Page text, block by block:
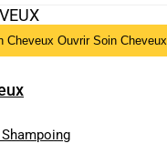
Cheveux Ouvrir Soin Cheveux